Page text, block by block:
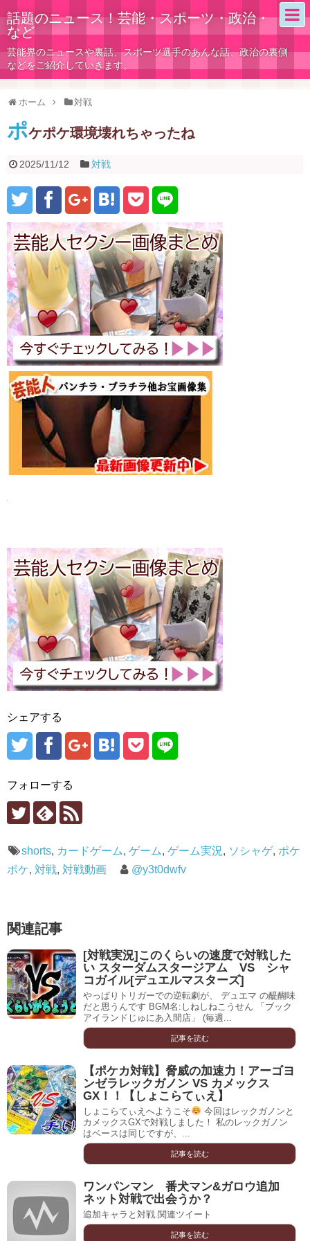
話題のニュース！芸能・スポーツ・政治・
など
芸能界のニュースや裏話、スポーツ選手のあんな話、政治の裏側
などをご紹介していきます。
ホーム 対戦
ポケポケ環境壊れちゃったね
2025/11/12 対戦
シェアする
フォローする
shorts, カードゲーム, ゲーム, ゲーム実況, ソシャゲ, ポケ
ポケ, 対戦, 対戦動画 @y3t0dwfv
関連記事
[対戦実況]このくらいの速度で対戦した
い スターダムスタージアム VS シャ
コガイル[デュエルマスターズ]
やっぱりトリガーでの逆転劇が、 デュエマ の醍醐味
だと思うんです BGM名:しねしねこうせん 「ブック
アイランドじゅにあ入間店」 (毎週...
記事を読む
【ポケカ対戦】脅威の加速力！アーゴヨ
ンゼラレックガノン VS カメックス
GX！！【しょこらてぃえ】
しょこらてぃえへようこそ
今回はレックガノンと
カメックスGXで対戦しました！ 私のレックガノン
はベースは同じですが、...
記事を読む
ワンパンマン 番犬マン&ガロウ追加
ネット対戦で出会うか？
追加キャラと対戦.関連ツイート
記事を読む